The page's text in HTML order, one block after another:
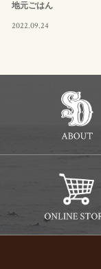
地元ごはん
2022.09.24